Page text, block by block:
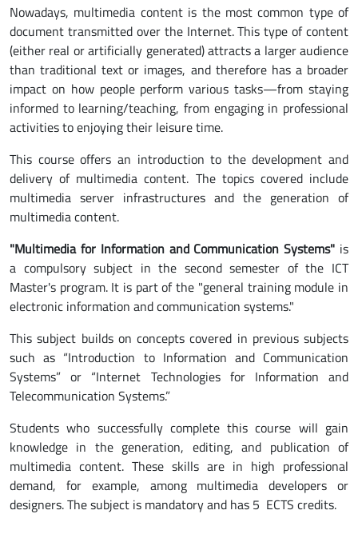
Nowadays, multimedia content is the most common type of
document transmitted over the Internet. This type of content
(either real or artificially generated) attracts a larger audience
than traditional text or images, and therefore has a broader
impact on how people perform various tasks—from staying
informed to learning/teaching, from engaging in professional
activities to enjoying their leisure time.
This course offers an introduction to the development and
delivery of multimedia content. The topics covered include
multimedia server infrastructures and the generation of
multimedia content.
"Multimedia for Information and Communication Systems" is
a compulsory subject in the second semester of the ICT
Master's program. It is part of the "general training module in
electronic information and communication systems."
This subject builds on concepts covered in previous subjects
such as “Introduction to Information and Communication
Systems” or “Internet Technologies for Information and
Telecommunication Systems.”
Students who successfully complete this course will gain
knowledge in the generation, editing, and publication of
multimedia content. These skills are in high professional
demand, for example, among multimedia developers or
designers. The subject is mandatory and has 5 ECTS credits.